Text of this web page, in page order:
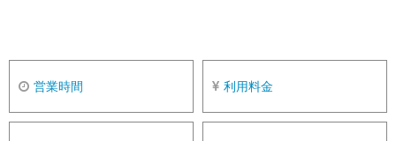
営業時間 利用料金